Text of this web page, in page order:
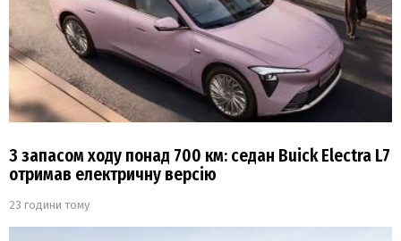
З запасом ходу понад 700 км: седан Buick Electra L7
отримав електричну версію
23 години тому